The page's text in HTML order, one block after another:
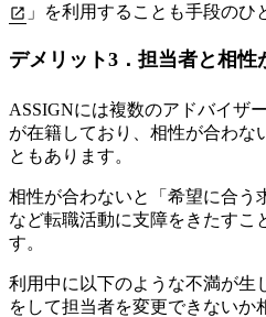
」を利用することも手段のひ
デメリット3．担当者と相性
ASSIGNには複数のアドバイザ
が在籍しており、相性が合わな
ともあります。
相性が合わないと「希望に合う
など転職活動に支障をきたすこ
す。
利用中に以下のような不満が生
をして担当者を変更できないか